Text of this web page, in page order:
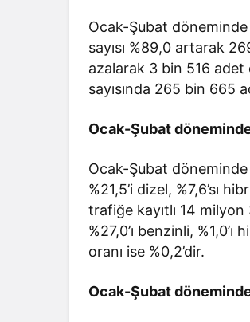
Ocak-Şubat döneminde
sayısı %89,0 artarak
azalarak 3 bin 516
sayısında 265 bin 665
Ocak-Şubat
Ocak-Şubat
%21,5’i dizel, %7,6’sı
trafiğe kayıtlı 14 milyon
%27,0’ı benzinli,
oranı ise %0,2’dir.
Ocak-Şubat